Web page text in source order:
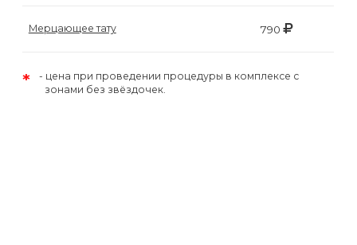
Мерцающее тату 790
*
цена при проведении процедуры в комплексе с
зонами без звёздочек.